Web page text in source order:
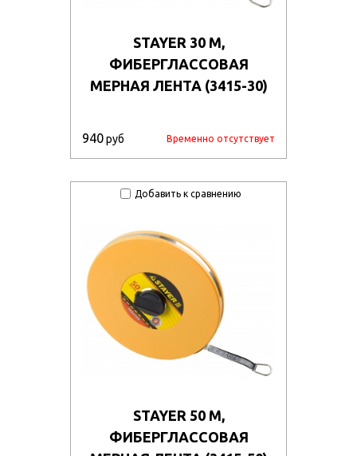
STAYER 30 М,
ФИБЕРГЛАССОВАЯ
МЕРНАЯ ЛЕНТА (3415-30)
940руб Временно отсутствует
Добавить к сравнению
STAYER 50 М,
ФИБЕРГЛАССОВАЯ